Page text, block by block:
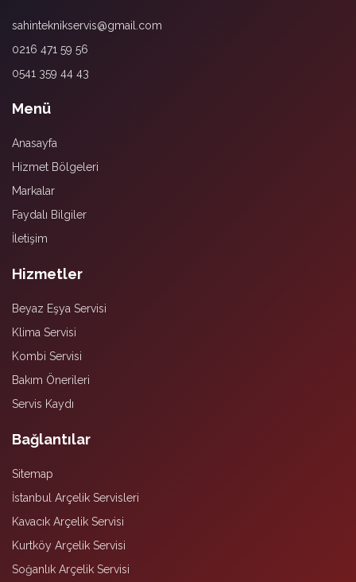
sahinteknikservis@gmail.com
0216 471 59 56
0541 359 44 43
Menü
Anasayfa
Hizmet Bölgeleri
Markalar
Faydalı Bilgiler
İletişim
Hizmetler
Beyaz Eşya Servisi
Klima Servisi
Kombi Servisi
Bakım Önerileri
Servis Kaydı
Bağlantılar
Sitemap
İstanbul Arçelik Servisleri
Kavacık Arçelik Servisi
Kurtköy Arçelik Servisi
Soğanlık Arçelik Servisi